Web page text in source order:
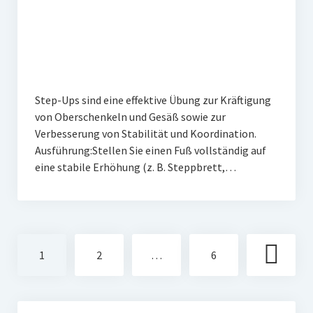
Step-Ups sind eine effektive Übung zur Kräftigung
von Oberschenkeln und Gesäß sowie zur
Verbesserung von Stabilität und Koordination.
Ausführung:Stellen Sie einen Fuß vollständig auf
eine stabile Erhöhung (z. B. Steppbrett,…
1 2 … 6